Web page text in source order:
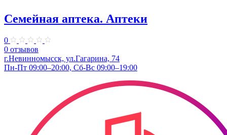
Семейная аптека. Аптеки
0
0 отзывов
г.Невинномысск, ул.Гагарина, 74
Пн-Пт 09:00–20:00, Сб-Вс 09:00–19:00